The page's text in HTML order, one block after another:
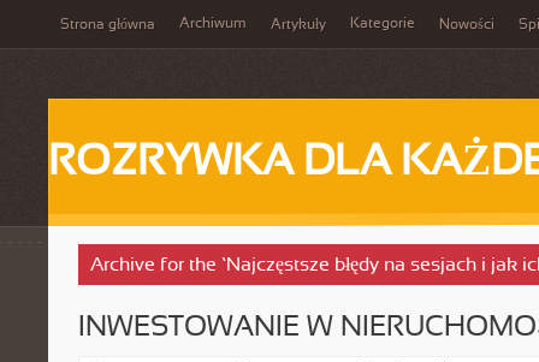
Strona główna Archiwum Artykuły Kategorie Nowości
ROZRYWKA DLA
Archive for the ‘Najczęstsze błędy na sesjach i jak
INWESTOWANIE W